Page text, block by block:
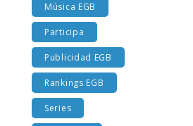
Música EGB
Participa
Publicidad EGB
Rankings EGB
Series